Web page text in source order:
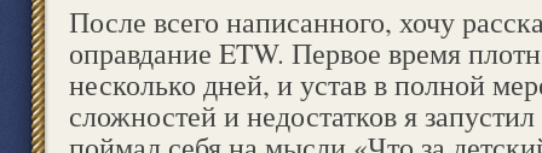
После всего написанного, хочу
оправдание ETW. Первое время
несколько дней, и устав в полной
сложностей и недостатков я